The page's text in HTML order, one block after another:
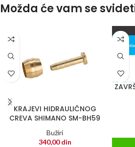
Možda će vam se
KRAJEVI HIDRAULIČNOG
CREVA SHIMANO SM-BH59
Bužiri
340,00din